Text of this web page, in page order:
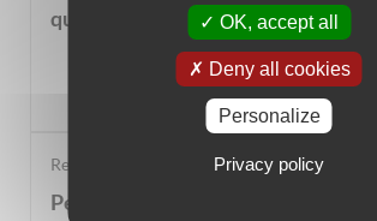
qu'elle était enceinte ?
Recrutement
Peut-on demander l’âge du candidat
OK, accept all
Deny all cookies
Personalize
Privacy policy